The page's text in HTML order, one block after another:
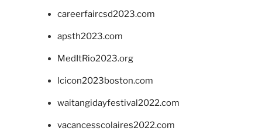
careerfaircsd2023.com
apsth2023.com
MedItRio2023.org
lcicon2023boston.com
waitangidayfestival2022.com
vacancesscolaires2022.com